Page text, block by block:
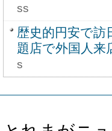
ss
歴史的円安で
題店で外国人来
s